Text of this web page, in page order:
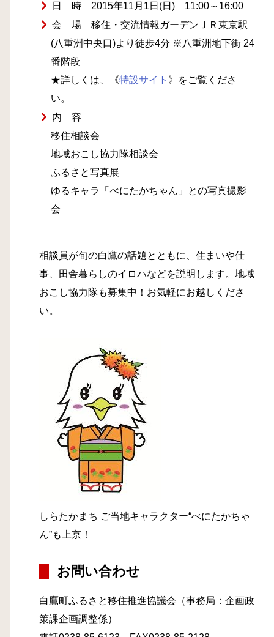
日 時 2015年11月1日(日) 11:00～16:00
会 場 移住・交流情報ガーデンＪＲ東京駅
(八重洲中央口)より徒歩4分 ※八重洲地下街 24
番階段
★詳しくは、《特設サイト 》をご覧くださ
い。
内 容
移住相談会
地域おこし協力隊相談会
ふるさと写真展
ゆるキャラ「べにたかちゃん」との写真撮影
会
相談員が旬の白鷹の話題とともに、住まいや仕
事、田舎暮らしのイロハなどを説明します。地域
おこし協力隊も募集中！お気軽にお越しくださ
い。
しらたかまち ご当地キャラクター“べにたかちゃ
ん”も上京！
お問い合わせ
白鷹町ふるさと移住推進協議会（事務局：企画政
策課企画調整係）